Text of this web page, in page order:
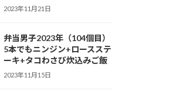
2023年11月21日
弁当男子2023年（104個目）
5本でもニンジン+ロースステ
ーキ+タコわさび炊込みご飯
2023年11月15日